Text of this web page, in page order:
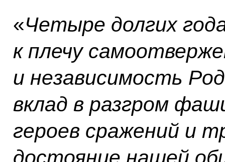
«Четыре долгих
к плечу
и независимость
вклад в разгром
героев сражений и